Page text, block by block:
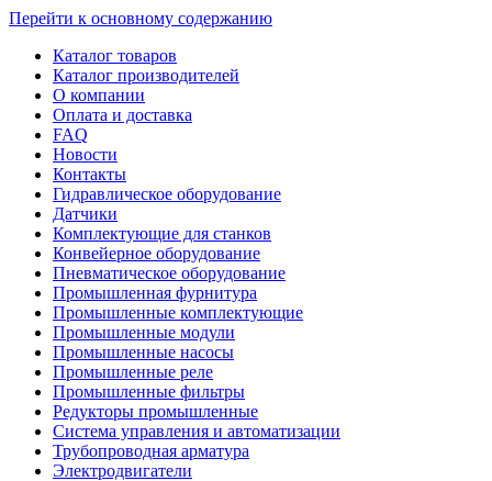
Перейти к основному содержанию
Каталог товаров
Каталог производителей
О компании
Оплата и доставка
FAQ
Новости
Контакты
Гидравлическое оборудование
Датчики
Комплектующие для станков
Конвейерное оборудование
Пневматическое оборудование
Промышленная фурнитура
Промышленные комплектующие
Промышленные модули
Промышленные насосы
Промышленные реле
Промышленные фильтры
Редукторы промышленные
Система управления и автоматизации
Трубопроводная арматура
Электродвигатели